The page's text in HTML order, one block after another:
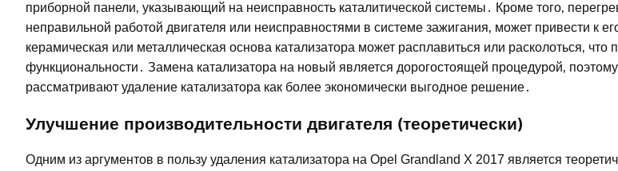
приборной панели‚ указывающий на неисправность каталитической системы․ Кроме того‚
неправильной работой двигателя или неисправностями в системе зажигания‚ может привести к
керамическая или металлическая основа катализатора может расплавиться или расколоться‚ что
функциональности․ Замена катализатора на новый является дорогостоящей процедурой‚
рассматривают удаление катализатора как более экономически выгодное решение․
Улучшение производительности двигателя (теоретически)
Одним из аргументов в пользу удаления катализатора на Opel Grandland X 2017 является